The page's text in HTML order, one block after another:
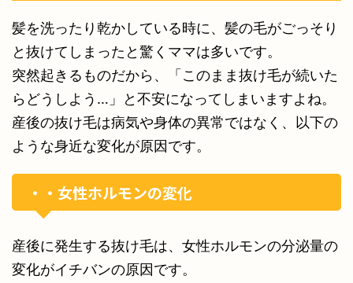
髪を洗ったり乾かしている時に、髪の毛がごっそり
と抜けてしまったと驚くママは多いです。
突然起きるものだから、「このまま抜け毛が続いた
らどうしよう…」と不安になってしまいますよね。
産後の抜け毛は病気や身体の異常ではなく、以下の
ような身近な変化が原因です。
・・女性ホルモンの変化
産後に発生する抜け毛は、女性ホルモンの分泌量の
変化がイチバンの原因です。